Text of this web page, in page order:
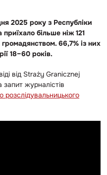
2025 року з Республіки
більше ніж 121
66,7% із них
18–60 років.
від Straży Granicznej
журналістів
розслідувальницького